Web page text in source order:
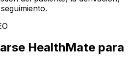
HealthMate para